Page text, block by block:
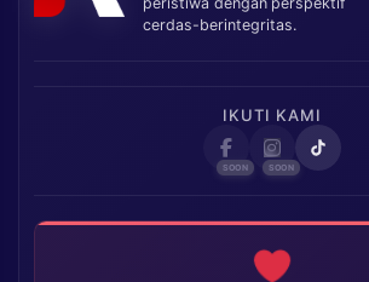
cerdas-berintegritas.
IKUTI KAMI